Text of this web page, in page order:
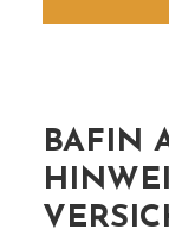
BAFIN